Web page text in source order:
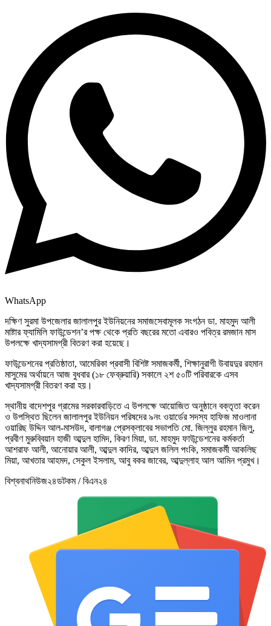
WhatsApp
দক্ষিণ সুরমা উপজেলার জালালপুর ইউনিয়নের সমাজসেবামূলক সংগঠন ডা. মাহমুদ আলী
মাষ্টার ফ্যামিলি ফাউন্ডেশন’র পক্ষ থেকে প্রতি বছরের মতো এবারও পবিত্র রমজান মাস
উপলক্ষে খাদ্যসামগ্রী বিতরণ করা হয়েছে।
ফাউন্ডেশনের প্রতিষ্ঠাতা, আমেরিকা প্রবাসী বিশিষ্ট সমাজকর্মী, শিক্ষানুরাগী উবায়দুর রহমান
মাসুমের অর্থায়নে আজ বুধবার (১৮ ফেব্রুয়ারি) সকালে ২শ ৫০টি পরিবারকে এসব
খাদ্যসামগ্রী বিতরণ করা হয়।
স্থানীয় বাদেশপুর গ্রামের সরকারবাড়িতে এ উপলক্ষে আয়োজিত অনুষ্ঠানে বক্তৃতা করেন
ও উপস্থিত ছিলেন জালালপুর ইউনিয়ন পরিষদের ৯নং ওয়ার্ডের সদস্য হাফিজ মাওলানা
ওয়ারিছ উদ্দিন আল-মাসউদ, বালাগঞ্জ প্রেসক্লাবের সভাপতি মো. জিল্লুর রহমান জিলু,
প্রবীণ মুরুব্বিয়ান হাজী আব্দুল হামিদ, কিরণ মিয়া, ডা. মাহমুদ ফাউন্ডেশনের কর্মকর্তা
আশরাফ আলী, আনোয়ার আলী, আব্দুল কাদির, আব্দুল জলিল পংকি, সমাজকর্মী আকলিছ
মিয়া, আখতার আহমদ, সেকুল ইসলাম, আবু বকর জাবের, আব্দুল্লাহ আল আমিন প্রমুখ।
বিশ্বনাথনিউজ২৪ডটকম / বিএন২৪